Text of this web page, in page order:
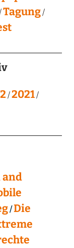
Tagung
2021
and
Die